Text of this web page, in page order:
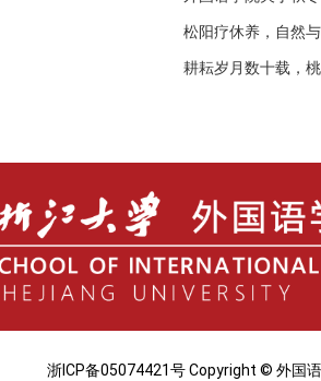
松阳疗休养，自然
耕耘岁月数十载，
浙ICP备05074421号 Copyright © 外国